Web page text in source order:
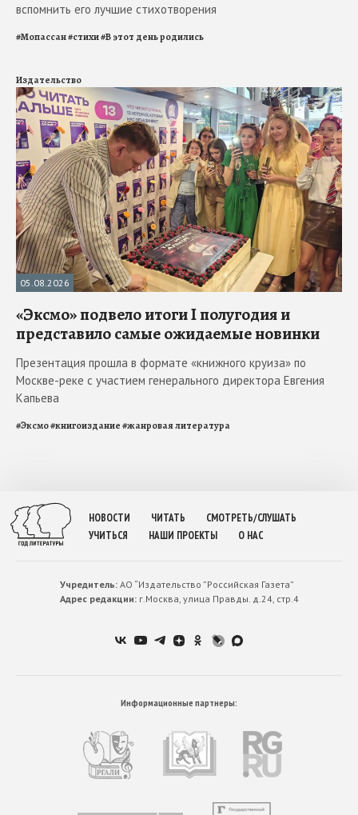
вспомнить его лучшие стихотворения
#Мопассан#стихи#В этот день родились
Издательство
05.08.2026
«Эксмо» подвело итоги I полугодия и
представило самые ожидаемые новинки
Презентация прошла в формате «книжного круиза» по
Москве-реке с участием генерального директора Евгения
Капьева
#Эксмо#книгоиздание#жанровая литература
НОВОСТИ ЧИТАТЬ
СМОТРЕТЬ/СЛУШАТЬ
УЧИТЬСЯ
НАШИ ПРОЕКТЫ О НАС
Учредитель:АО “Издательство ”Российская Газета”
Адрес редакции:г.Москва, улица Правды. д.24, стр.4
Информационные партнеры: